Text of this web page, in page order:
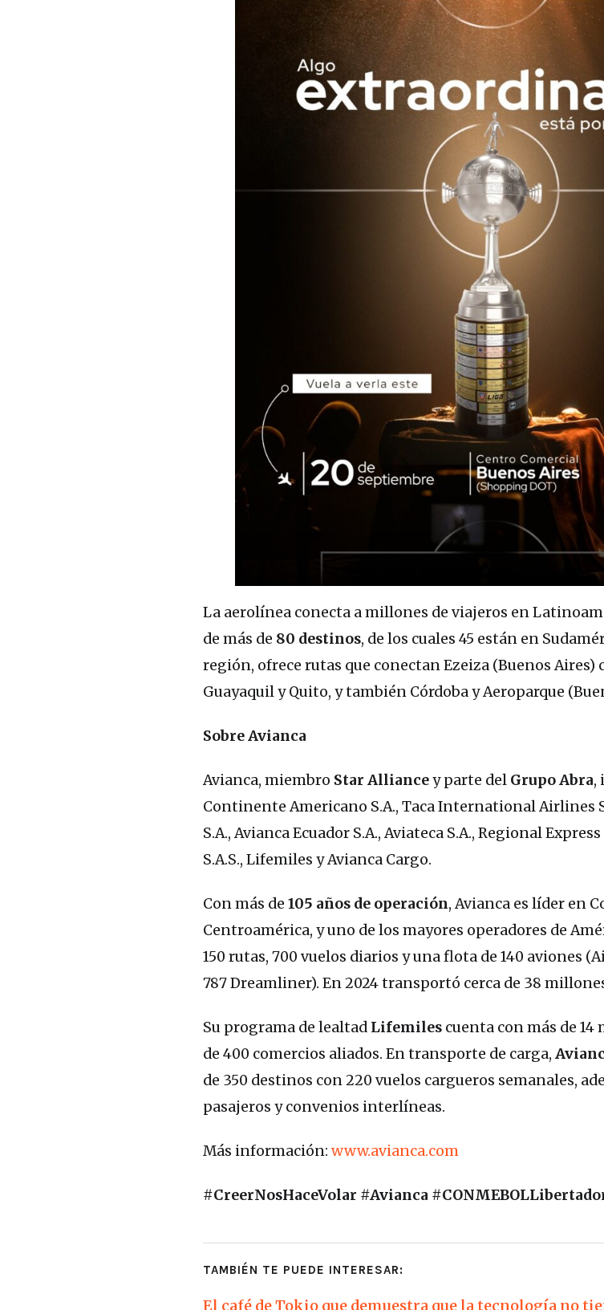
La aerolínea conecta a millones de viajeros en
de más de 80 destinos, de los cuales 45 están en
región, ofrece rutas que conectan Ezeiza (Buenos Aires)
Guayaquil y Quito, y también Córdoba y Aeroparque
Sobre Avianca
Avianca, miembro Star Alliancey parte del Grupo Abra,
Continente Americano S.A., Taca International Airlines
S.A., Avianca Ecuador S.A., Aviateca S.A., Regional
S.A.S., Lifemiles y Avianca Cargo.
Con más de 105 años de operación, Avianca es líder en
Centroamérica, y uno de los mayores operadores de
150 rutas, 700 vuelos diarios y una flota de 140 aviones
787 Dreamliner). En 2024 transportó cerca de 38
Su programa de lealtad Lifemilescuenta con más de 14
de 400 comercios aliados. En transporte de carga,
de 350 destinos con 220 vuelos cargueros semanales,
pasajeros y convenios interlíneas.
Más información: www.avianca.com
#CreerNosHaceVolar #Avianca
TAMBIÉN TE PUEDE INTERESAR:
El café de Tokio que demuestra que la tecnología no